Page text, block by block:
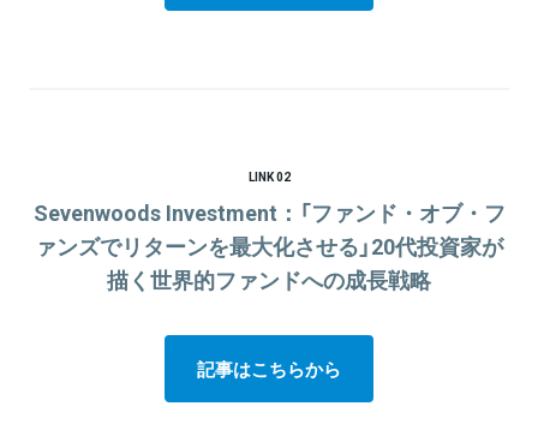
LINK 02
Sevenwoods Investment：「ファンド・オブ・フ
ァンズでリターンを最大化させる」20代投資家が
描く世界的ファンドへの成長戦略
記事はこちらから